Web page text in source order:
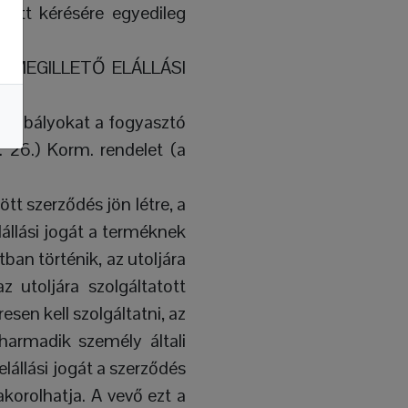
kérésére egyedileg
ELÁLLÁSI
a fogyasztó
26.) Korm. rendelet (a
szerződés jön létre, a
jogát a terméknek
történik, az utoljára
utoljára szolgáltatott
kell szolgáltatni, az
személy általi
jogát a szerződés
A vevő ezt a